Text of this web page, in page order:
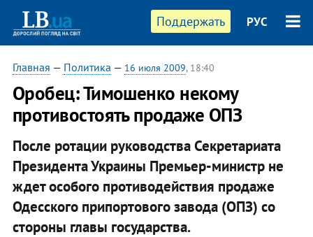
Поддержать РУС
Главная — Политика — 16 июля 2009, 18:40
Оробец: Тимошенко некому
противостоять продаже ОПЗ
После ротации руководства Секретариата
Президента Украины Премьер-министр не
ждет особого противодействия продаже
Одесского припортового завода (ОПЗ) со
стороны главы государства.